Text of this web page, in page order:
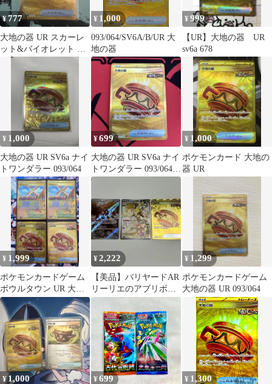
¥777
大地の器 UR スカーレ
ット&バイオレット 拡
張パック ナイトワンダ
¥ 1,000
093/064/SV6A/B/UR 大
地の器
¥999
【UR】大地の器 UR
sv6a 678
¥ 1,000
大地の器 UR SV6a ナイ
トワンダラー 093/064
¥699
大地の器 UR SV6a ナイ
トワンダラー 093/064
ポケモンカード
¥ 1,000
ポケモンカード 大地の
器 UR
¥ 1,999
ポケモンカードゲーム
ボウルタウン UR 大地
の器 UR
¥2,222
【美品】バリヤードAR
リーリエのアブリボン
AR 大地の器UR ポケモ
ンカード
¥ 1,299
ポケモンカードゲーム
大地の器 UR 093/064
¥ 1,000 ¥699 ¥ 1,300